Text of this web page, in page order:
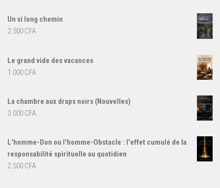
Un si long chemin
2.500 CFA
Le grand vide des vacances
1.000 CFA
La chambre aux draps noirs (Nouvelles)
3.000 CFA
L'homme-Don ou l'homme-Obstacle : l'effet cumulé de la
responsabilité spirituelle au quotidien
2.500 CFA